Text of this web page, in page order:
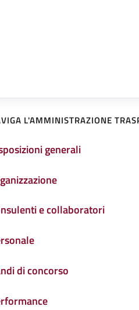
L'AMMINISTRAZIONE
generali
e collaboratori
di concorso